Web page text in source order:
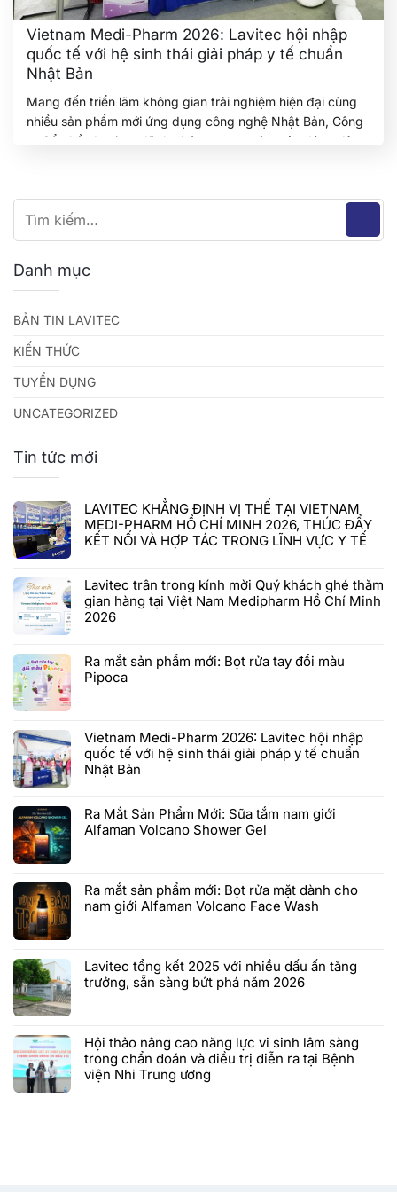
Vietnam Medi-Pharm 2026: Lavitec hội nhập
quốc tế với hệ sinh thái giải pháp y tế chuẩn
Nhật Bản
Mang đến triển lãm không gian trải nghiệm hiện đại cùng
nhiều sản phẩm mới ứng dụng công nghệ Nhật Bản, Công
ty Cổ phần Lavitec đã thu hút sự quan tâm của đông đảo
Tiếp tục đọc
Danh mục
BẢN TIN LAVITEC
KIẾN THỨC
TUYỂN DỤNG
UNCATEGORIZED
Tin tức mới
LAVITEC KHẲNG ĐỊNH VỊ THẾ TẠI VIETNAM
MEDI-PHARM HỒ CHÍ MINH 2026, THÚC ĐẨY
KẾT NỐI VÀ HỢP TÁC TRONG LĨNH VỰC Y TẾ
Lavitec trân trọng kính mời Quý khách ghé thăm
gian hàng tại Việt Nam Medipharm Hồ Chí Minh
2026
Ra mắt sản phẩm mới: Bọt rửa tay đổi màu
Pipoca
Vietnam Medi-Pharm 2026: Lavitec hội nhập
quốc tế với hệ sinh thái giải pháp y tế chuẩn
Nhật Bản
Ra Mắt Sản Phẩm Mới: Sữa tắm nam giới
Alfaman Volcano Shower Gel
Ra mắt sản phẩm mới: Bọt rửa mặt dành cho
nam giới Alfaman Volcano Face Wash
Lavitec tổng kết 2025 với nhiều dấu ấn tăng
trưởng, sẵn sàng bứt phá năm 2026
Hội thảo nâng cao năng lực vi sinh lâm sàng
trong chẩn đoán và điều trị diễn ra tại Bệnh
viện Nhi Trung ương